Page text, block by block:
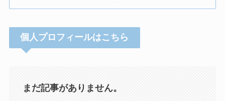
個人プロフィールはこちら
まだ記事がありません。